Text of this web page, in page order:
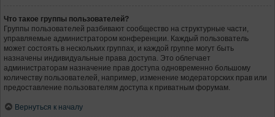
Что такое группы пользователей?
Группы пользователей разбивают сообщество на структурные части,
управляемые администратором конференции. Каждый пользователь
может состоять в нескольких группах, и каждой группе могут быть
назначены индивидуальные права доступа. Это облегчает
администраторам назначение прав доступа одновременно большому
количеству пользователей, например, изменение модераторских прав или
предоставление пользователям доступа к приватным форумам.
Вернуться к началу